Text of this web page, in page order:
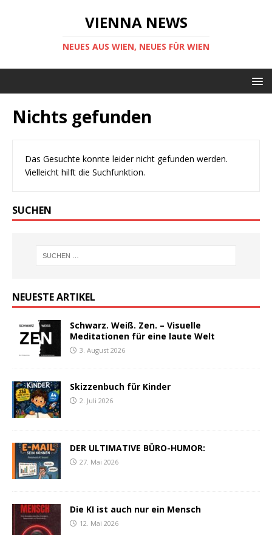
VIENNA NEWS
NEUES AUS WIEN, NEUES FÜR WIEN
Nichts gefunden
Das Gesuchte konnte leider nicht gefunden werden.
Vielleicht hilft die Suchfunktion.
SUCHEN
NEUESTE ARTIKEL
Schwarz. Weiß. Zen. – Visuelle
Meditationen für eine laute Welt
3. August 2026
Skizzenbuch für Kinder
2. Juli 2026
DER ULTIMATIVE BÜRO-HUMOR:
27. Mai 2026
Die KI ist auch nur ein Mensch
12. Mai 2026